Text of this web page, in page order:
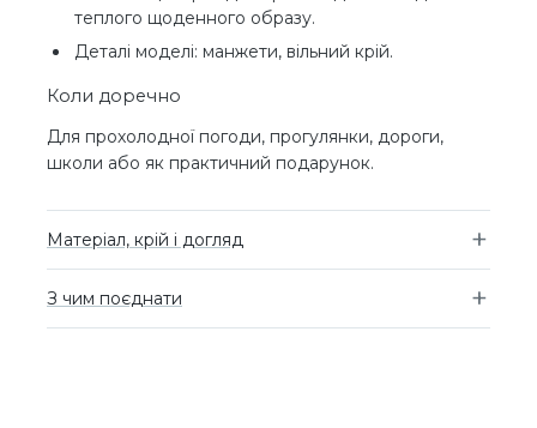
теплого щоденного образу.
Деталі моделі: манжети, вільний крій.
Коли доречно
Для прохолодної погоди, прогулянки, дороги,
школи або як практичний подарунок.
Матеріал, крій і догляд
З чим поєднати